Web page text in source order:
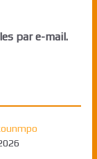
par e-mail.